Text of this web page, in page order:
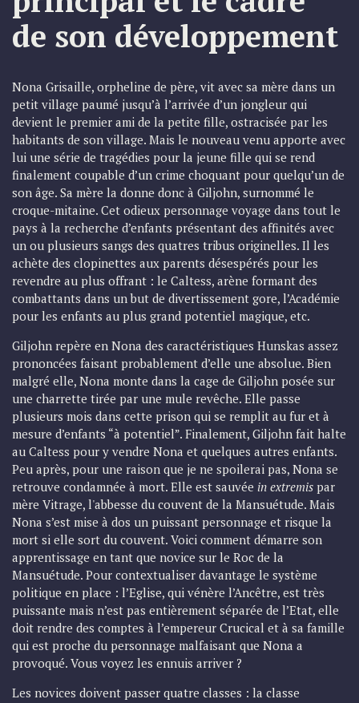
de son développement
Nona Grisaille, orpheline de père, vit avec sa mère dans un
petit village paumé jusqu’à l’arrivée d’un jongleur qui
devient le premier ami de la petite fille, ostracisée par les
habitants de son village. Mais le nouveau venu apporte avec
lui une série de tragédies pour la jeune fille qui se rend
finalement coupable d’un crime choquant pour quelqu’un de
son âge. Sa mère la donne donc à Giljohn, surnommé le
croque-mitaine. Cet odieux personnage voyage dans tout le
pays à la recherche d’enfants présentant des affinités avec
un ou plusieurs sangs des quatres tribus originelles. Il les
achète des clopinettes aux parents désespérés pour les
revendre au plus offrant : le Caltess, arène formant des
combattants dans un but de divertissement gore, l’Académie
pour les enfants au plus grand potentiel magique, etc.
Giljohn repère en Nona des caractéristiques Hunskas assez
prononcées faisant probablement d’elle une absolue. Bien
malgré elle, Nona monte dans la cage de Giljohn posée sur
une charrette tirée par une mule revêche. Elle passe
plusieurs mois dans cette prison qui se remplit au fur et à
mesure d’enfants “à potentiel”. Finalement, Giljohn fait halte
au Caltess pour y vendre Nona et quelques autres enfants.
Peu après, pour une raison que je ne spoilerai pas, Nona se
retrouve condamnée à mort. Elle est sauvée in extremis par
mère Vitrage, l'abbesse du couvent de la Mansuétude. Mais
Nona s’est mise à dos un puissant personnage et risque la
mort si elle sort du couvent. Voici comment démarre son
apprentissage en tant que novice sur le Roc de la
Mansuétude. Pour contextualiser davantage le système
politique en place : l’Eglise, qui vénère l’Ancêtre, est très
puissante mais n’est pas entièrement séparée de l’Etat, elle
doit rendre des comptes à l’empereur Crucical et à sa famille
qui est proche du personnage malfaisant que Nona a
provoqué. Vous voyez les ennuis arriver ?
Les novices doivent passer quatre classes : la classe